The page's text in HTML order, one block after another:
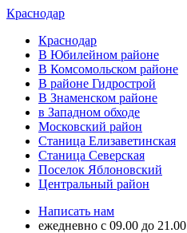
Краснодар
Краснодар
В Юбилейном районе
В Комсомольском районе
В районе Гидрострой
В Знаменском районе
в Западном обходе
Московский район
Станица Елизаветинская
Станица Северская
Поселок Яблоновский
Центральный район
Написать нам
ежедневно с 09.00 до 21.00